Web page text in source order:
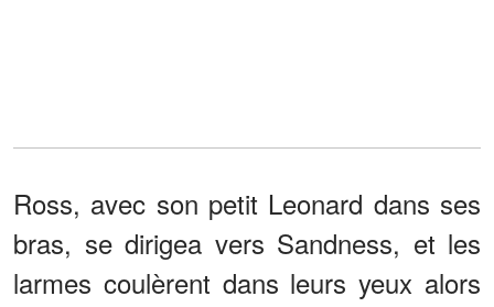
Ross, avec son petit Leonard dans ses
bras, se dirigea vers Sandness, et les
larmes coulèrent dans leurs yeux alors